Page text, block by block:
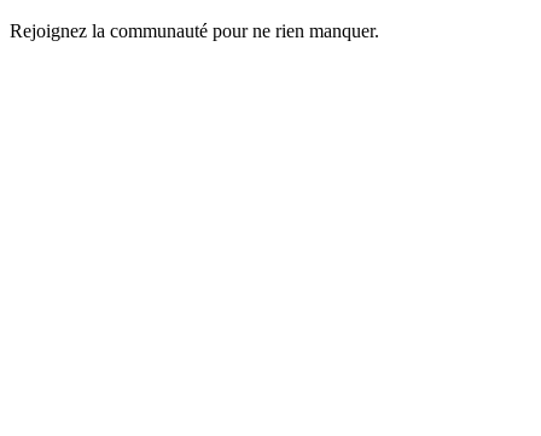
Rejoignez la communauté pour ne rien manquer.